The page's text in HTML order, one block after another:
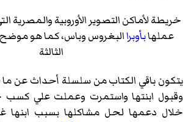
لأماكن التصوير الأوروبية والمصرية التي
بأوبراالبغروس وباس، كما هو موضح في
الثالثة
باقي الكتاب من سلسلة أحداث عن ما
ابنتها واستمرت وعملت علي كسب حبها
دعمها لحل مشاكلها بسبب ابنها غير